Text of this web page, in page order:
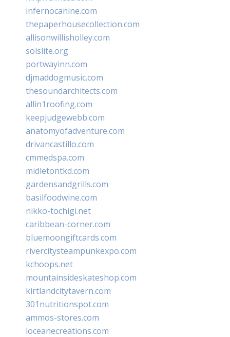
infernocanine.com
thepaperhousecollection.com
allisonwillisholley.com
solslite.org
portwayinn.com
djmaddogmusic.com
thesoundarchitects.com
allin1roofing.com
keepjudgewebb.com
anatomyofadventure.com
drivancastillo.com
cmmedspa.com
midletontkd.com
gardensandgrills.com
basilfoodwine.com
nikko-tochigi.net
caribbean-corner.com
bluemoongiftcards.com
rivercitysteampunkexpo.com
kchoops.net
mountainsideskateshop.com
kirtlandcitytavern.com
301nutritionspot.com
ammos-stores.com
loceanecreations.com